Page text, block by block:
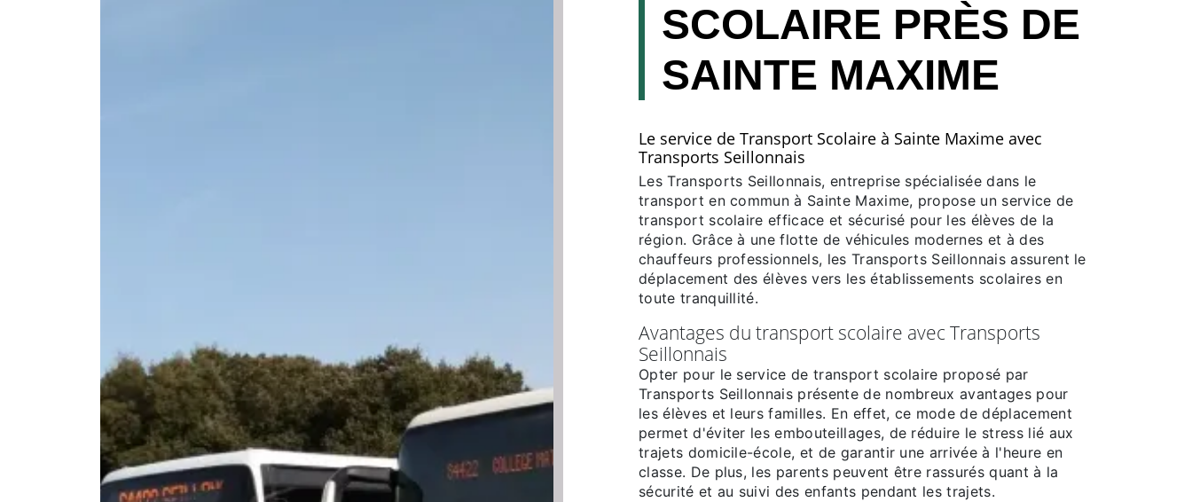
SCOLAIRE PRÈS DE
SAINTE MAXIME
Le service de Transport Scolaire à Sainte Maxime avec
Transports Seillonnais
Les Transports Seillonnais, entreprise spécialisée dans le
transport en commun à Sainte Maxime, propose un service de
transport scolaire efficace et sécurisé pour les élèves de la
région. Grâce à une flotte de véhicules modernes et à des
chauffeurs professionnels, les Transports Seillonnais assurent le
déplacement des élèves vers les établissements scolaires en
toute tranquillité.
Avantages du transport scolaire avec Transports
Seillonnais
Opter pour le service de transport scolaire proposé par
Transports Seillonnais présente de nombreux avantages pour
les élèves et leurs familles. En effet, ce mode de déplacement
permet d'éviter les embouteillages, de réduire le stress lié aux
trajets domicile-école, et de garantir une arrivée à l'heure en
classe. De plus, les parents peuvent être rassurés quant à la
sécurité et au suivi des enfants pendant les trajets.